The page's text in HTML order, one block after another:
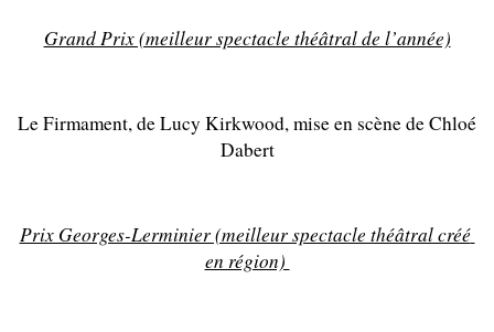
Grand Prix (meilleur spectacle théâtral de l’année)
Le Firmament, de Lucy Kirkwood, mise en scène de Chloé
Dabert
Prix Georges-Lerminier (meilleur spectacle théâtral créé
en région)